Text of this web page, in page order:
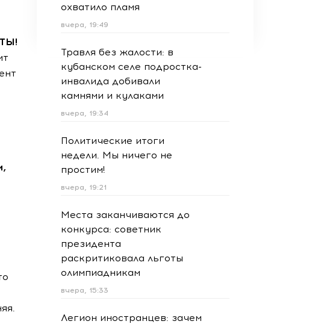
охватило пламя
вчера, 19:49
Травля без жалости: в
кубанском селе подростка-
инвалида добивали
камнями и кулаками
вчера, 19:34
Политические итоги
недели. Мы ничего не
простим!
вчера, 19:21
Места заканчиваются до
конкурса: советник
президента
раскритиковала льготы
олимпиадникам
вчера, 15:33
Легион иностранцев: зачем